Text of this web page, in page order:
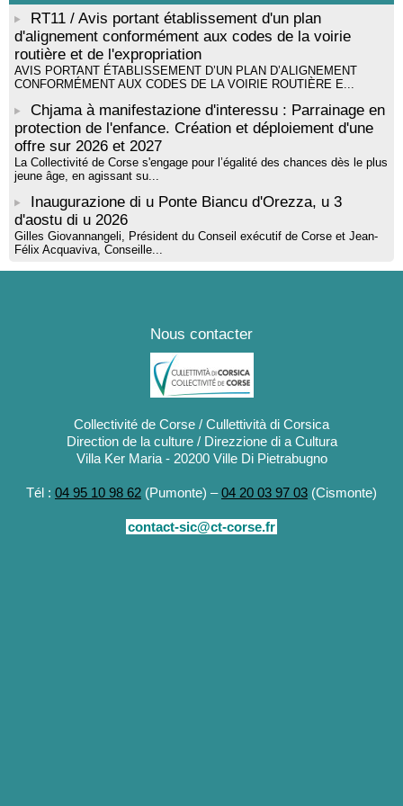
RT11 / Avis portant établissement d'un plan
d'alignement conformément aux codes de la voirie
routière et de l'expropriation
AVIS PORTANT ÉTABLISSEMENT D’UN PLAN D’ALIGNEMENT
CONFORMÉMENT AUX CODES DE LA VOIRIE ROUTIÈRE E...
Chjama à manifestazione d'interessu : Parrainage en
protection de l'enfance. Création et déploiement d'une
offre sur 2026 et 2027
La Collectivité de Corse s'engage pour l’égalité des chances dès le plus
jeune âge, en agissant su...
Inaugurazione di u Ponte Biancu d'Orezza, u 3
d'aostu di u 2026
Gilles Giovannangeli, Président du Conseil exécutif de Corse et Jean-
Félix Acquaviva, Conseille...
Nous contacter
Collectivité de Corse / Cullettività di Corsica
Direction de la culture / Direzzione di a Cultura
Villa Ker Maria - 20200 Ville Di Pietrabugno
Tél : 04 95 10 98 62 (Pumonte) –04 20 03 97 03 (Cismonte)
contact-sic@ct-corse.fr